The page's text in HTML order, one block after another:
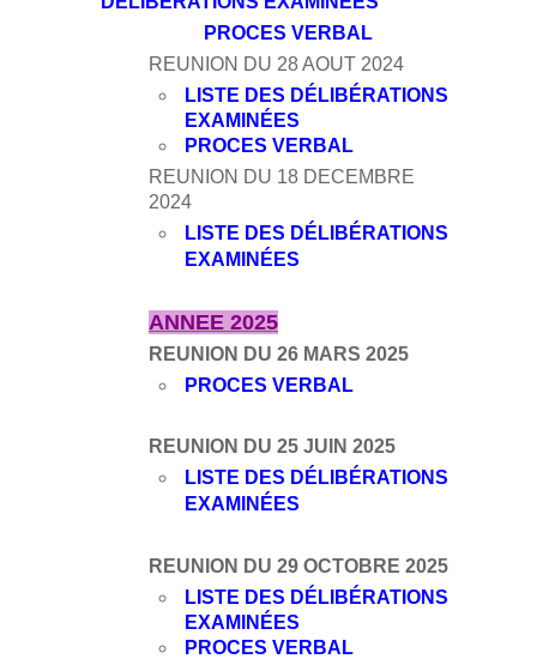
PROCES VERBAL
REUNION DU 28 AOUT 2024
LISTE DES DÉLIBÉRATIONS
EXAMINÉES
PROCES VERBAL
REUNION DU 18 DECEMBRE
2024
LISTE DES DÉLIBÉRATIONS
EXAMINÉES
ANNEE 2025
REUNION DU 26 MARS 2025
PROCES VERBAL
REUNION DU 25 JUIN 2025
LISTE DES DÉLIBÉRATIONS
EXAMINÉES
REUNION DU 29 OCTOBRE 2025
LISTE DES DÉLIBÉRATIONS
EXAMINÉES
PROCES VERBAL